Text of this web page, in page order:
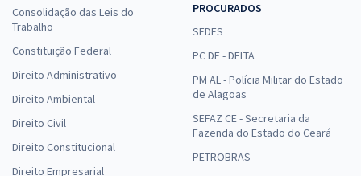
Consolidação das Leis do
Trabalho
Constituição Federal
Direito Administrativo
Direito Ambiental
Direito Civil
Direito Constitucional
Direito Empresarial
PROCURADOS
SEDES
PC DF - DELTA
PM AL - Polícia Militar do Estado
de Alagoas
SEFAZ CE - Secretaria da
Fazenda do Estado do Ceará
PETROBRAS